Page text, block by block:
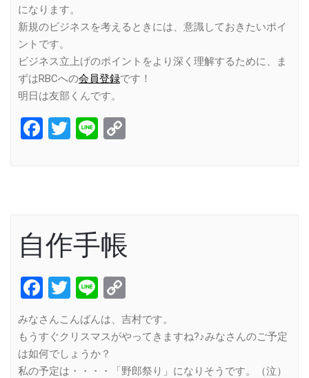
になります。
新規のビジネスを考えるときには、意識しておきたいポイ
ントです。
ビジネス立上げのポイントをより深く理解するために、ま
ずはRBCへの会員登録です！
明日は友部くんです。
Facebook
Twitter
Line
自作手帳
Facebook
Twitter
Line
Link
みなさんこんばんは、吉村です。
もうすぐクリスマスがやってきますね?♪みなさんのご予定
は如何でしょうか？
私の予定は・・・・「野郎祭り」になりそうです。（泣）